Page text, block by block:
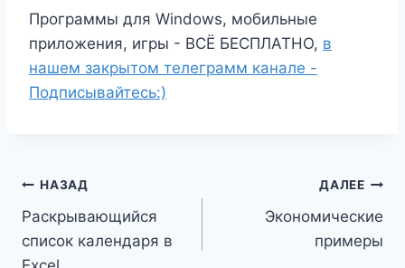
Программы для Windows, мобильные
приложения, игры - ВСЁ БЕСПЛАТНО, в
нашем закрытом телеграмм канале -
Подписывайтесь:)
Навигация
по
НАЗАД
Раскрывающийся
список календаря в
ДАЛЕЕ
Экономические
примеры